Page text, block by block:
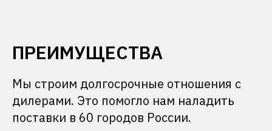
ПРЕИМУЩЕСТВА
Мы строим долгосрочные отношения с
дилерами. Это помогло нам наладить
поставки в 60 городов России.